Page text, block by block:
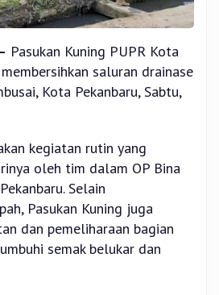
Pasukan Kuning PUPR Kota
saluran drainase
Kota Pekanbaru, Sabtu,
kegiatan rutin yang
oleh tim dalam OP Bina
Selain
Pasukan Kuning juga
dan pemeliharaan bagian
semak belukar dan